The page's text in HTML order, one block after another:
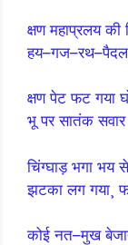
क्षण महाप्रलय
हय–गज–रथ–पैदल
क्षण पेट फट गया
भू पर सातंक सवार
चिंग्घाड़ भगा भय
झटका लग गया¸
कोई नत–मुख